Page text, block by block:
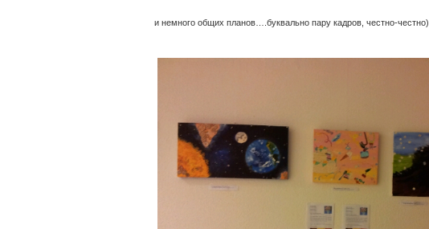
и немного общих планов….буквально пару кадров, честно-честно)